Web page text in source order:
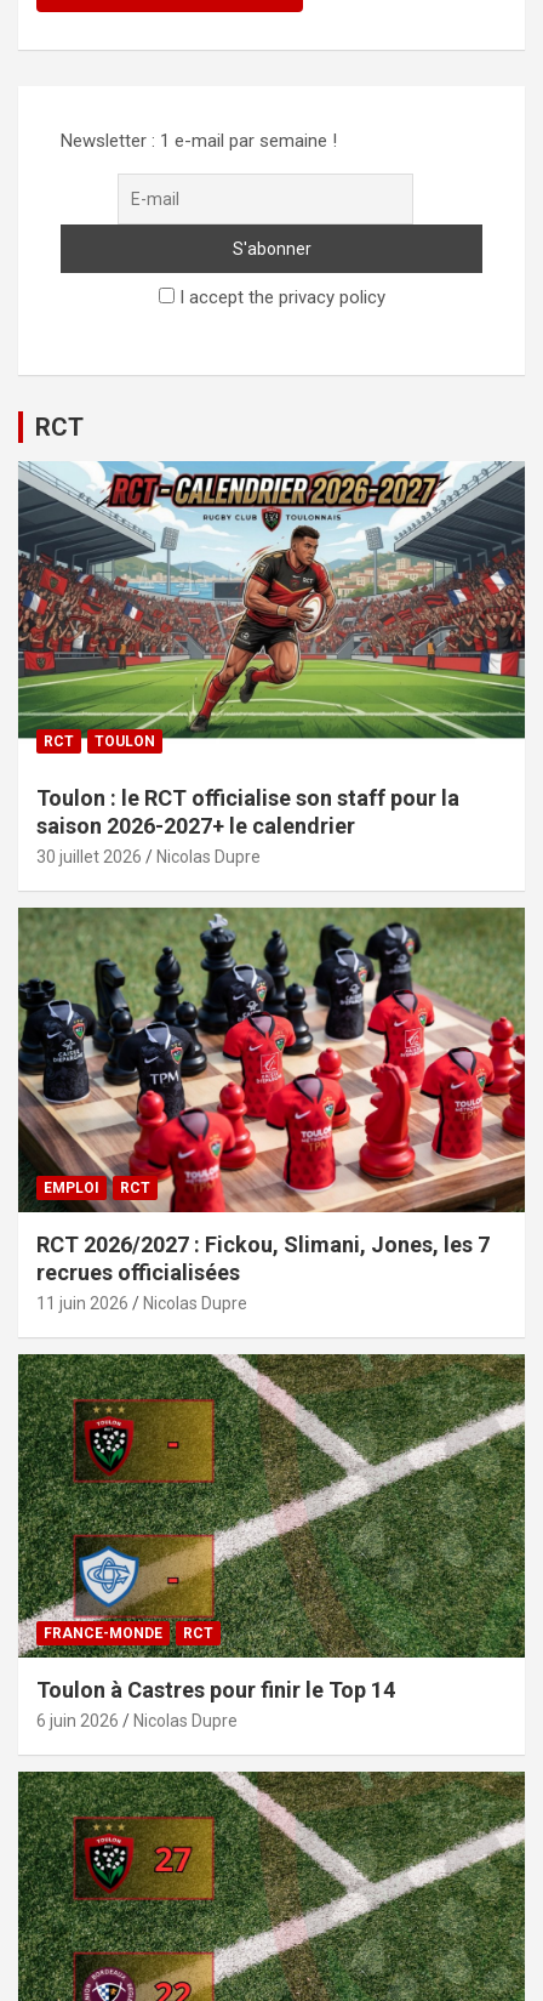
Newsletter : 1 e-mail par semaine !
I accept the privacy policy
RCT
RCT TOULON
Toulon : le RCT officialise son staff pour la
saison 2026-2027+ le calendrier
30 juillet 2026 Nicolas Dupre
EMPLOI RCT
RCT 2026/2027 : Fickou, Slimani, Jones, les 7
recrues officialisées
11 juin 2026 Nicolas Dupre
FRANCE-MONDE RCT
Toulon à Castres pour finir le Top 14
6 juin 2026 Nicolas Dupre